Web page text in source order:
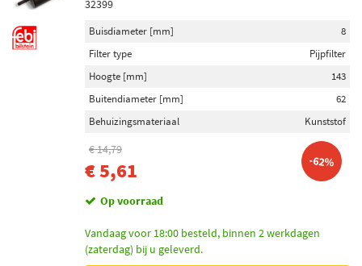
32399
Buisdiameter [mm]
8
Filter type
Pijpfilter
Hoogte [mm]
143
Buitendiameter [mm]
62
Behuizingsmateriaal
Kunststof
€ 14,79
€ 5,61 -62%
Op voorraad
Vandaag voor 18:00 besteld, binnen 2 werkdagen
(zaterdag) bij u geleverd.